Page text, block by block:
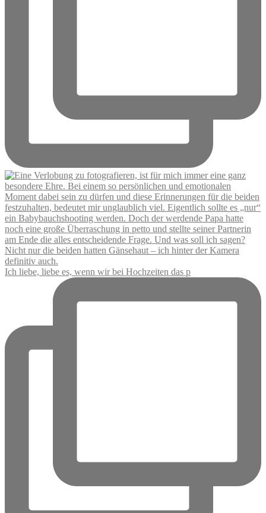
Ich liebe, liebe es, wenn wir bei Hochzeiten das p